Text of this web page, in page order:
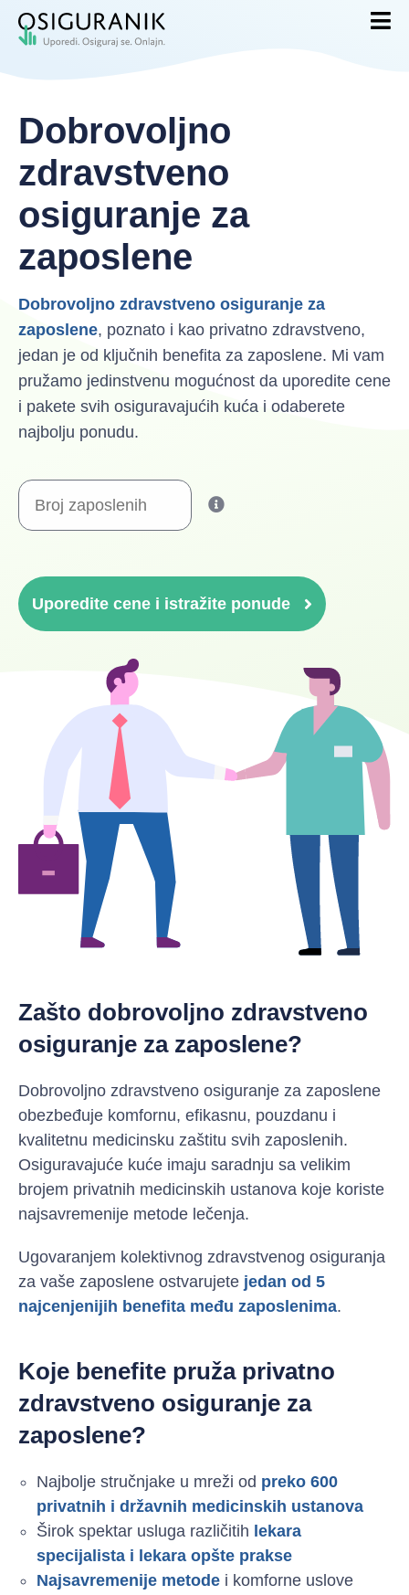
Dobrovoljno
zdravstveno
osiguranje za
zaposlene
Dobrovoljno zdravstveno osiguranje za
zaposlene, poznato i kao privatno zdravstveno,
jedan je od ključnih benefita za zaposlene. Mi vam
pružamo jedinstvenu mogućnost da uporedite cene
i pakete svih osiguravajućih kuća i odaberete
najbolju ponudu.
Uporedite cene i istražite ponude
Zašto dobrovoljno zdravstveno
osiguranje za zaposlene?
Dobrovoljno zdravstveno osiguranje za zaposlene
obezbeđuje komfornu, efikasnu, pouzdanu i
kvalitetnu medicinsku zaštitu svih zaposlenih.
Osiguravajuće kuće imaju saradnju sa velikim
brojem privatnih medicinskih ustanova koje koriste
najsavremenije metode lečenja.
Ugovaranjem kolektivnog zdravstvenog osiguranja
za vaše zaposlene ostvarujete jedan od 5
najcenjenijih benefita među zaposlenima.
Koje benefite pruža privatno
zdravstveno osiguranje za
zaposlene?
Najbolje stručnjake u mreži od preko 600
privatnih i državnih medicinskih ustanova
Širok spektar usluga različitih lekara
specijalista i lekara opšte prakse
Najsavremenije metode i komforne uslove